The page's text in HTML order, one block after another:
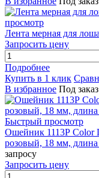
просмотр
Лента мерная для
Запросить цену
Подробнее
Купить в 1 клик
В избранное Под заказ
Быстрый просмотр
Ошейник 1113Р Color
розовый, 18 мм,
запросу
Запросить цену